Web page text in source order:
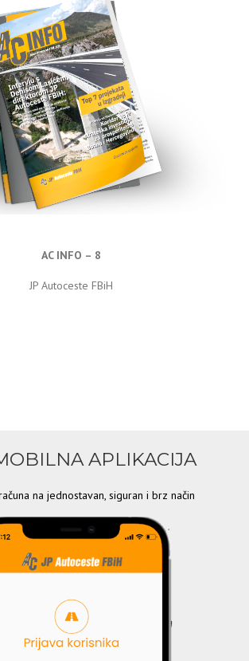
AC INFO – 8
JP Autoceste FBiH
APLIKACIJA
na jednostavan, siguran i brz način